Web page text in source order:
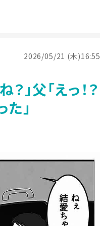
2026/05/21 (木)16:55
」父「えっ！？
た」